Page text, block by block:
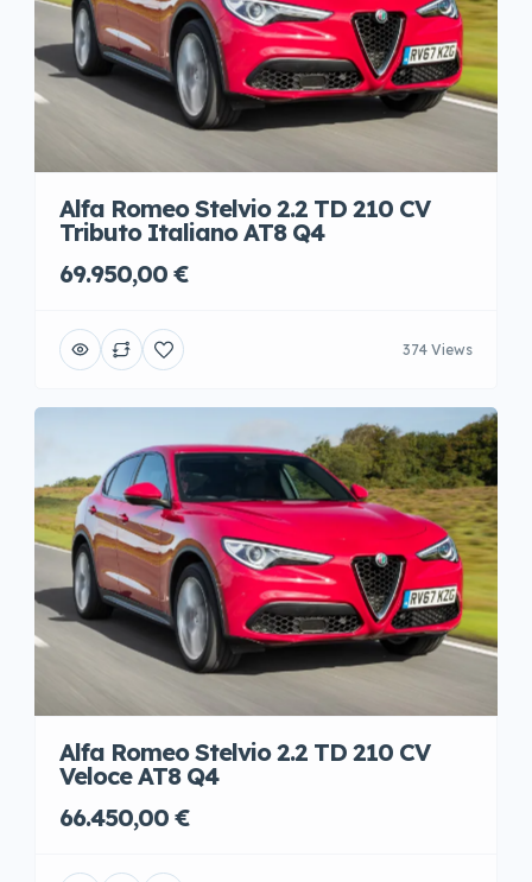
Alfa Romeo Stelvio 2.2 TD 210 CV
Tributo Italiano AT8 Q4
69.950,00 €
374 Views
Alfa Romeo Stelvio 2.2 TD 210 CV
Veloce AT8 Q4
66.450,00 €